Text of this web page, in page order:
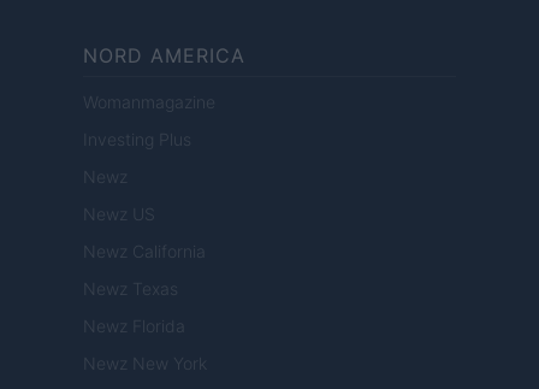
NORD AMERICA
Womanmagazine
Investing Plus
Newz
Newz US
Newz California
Newz Texas
Newz Florida
Newz New York